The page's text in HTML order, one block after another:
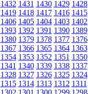
1432 1431 1430 1429 1428
1419 1418 1417 1416 1415
1406 1405 1404 1403 1402
1393 1392 1391 1390 1389
1380 1379 1378 1377 1376
1367 1366 1365 1364 1363
1354 1353 1352 1351 1350
1341 1340 1339 1338 1337
1328 1327 1326 1325 1324
1315 1314 1313 1312 1311
1302 1301 1300 1299 1298